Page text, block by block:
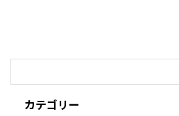
カテゴリー